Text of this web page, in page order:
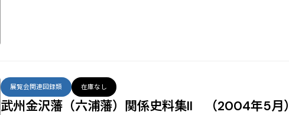
武州金沢藩（六浦藩）関係史料集II （2004年5月）
展覧会関連図録類 在庫なし